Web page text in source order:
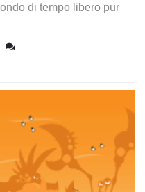
di tempo libero pur